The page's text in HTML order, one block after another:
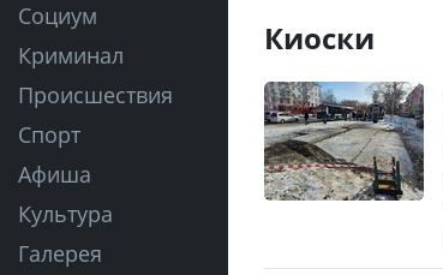
Социум
Криминал
Происшествия
Спорт
Афиша
Культура
Галерея
Киоски